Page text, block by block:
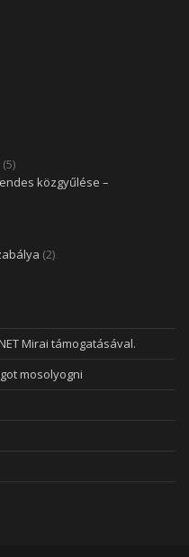
(5)
közgyűlése –
(2)
Mirai támogatásával.
mosolyogni